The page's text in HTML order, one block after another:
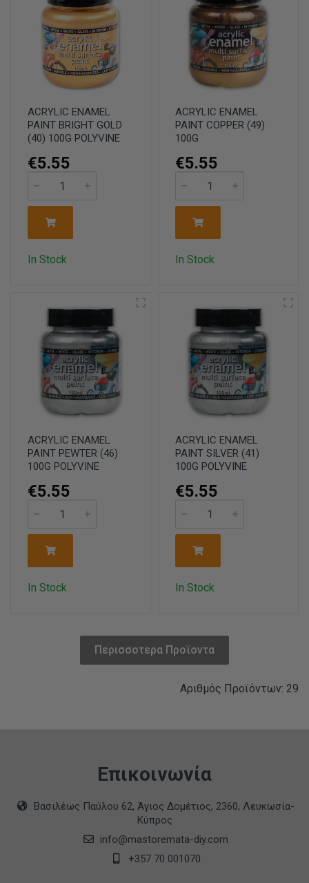
ACRYLIC ENAMEL
PAINT BRIGHT GOLD
(40) 100G POLYVINE
€5.55
In Stock
ACRYLIC ENAMEL
PAINT COPPER (49)
100G
€5.55
In Stock
ACRYLIC ENAMEL
PAINT PEWTER (46)
100G POLYVINE
€5.55
In Stock
ACRYLIC ENAMEL
PAINT SILVER (41)
100G POLYVINE
€5.55
In Stock
Περισσοτερα Προϊοντα
Αριθμός Προϊόντων: 29
Επικοινωνία
Βασιλέως Παύλου 62, Άγιος Δομέτιος, 2360, Λευκωσία-
Κύπρος
info@mastoremata-diy.com
+357 70 001070